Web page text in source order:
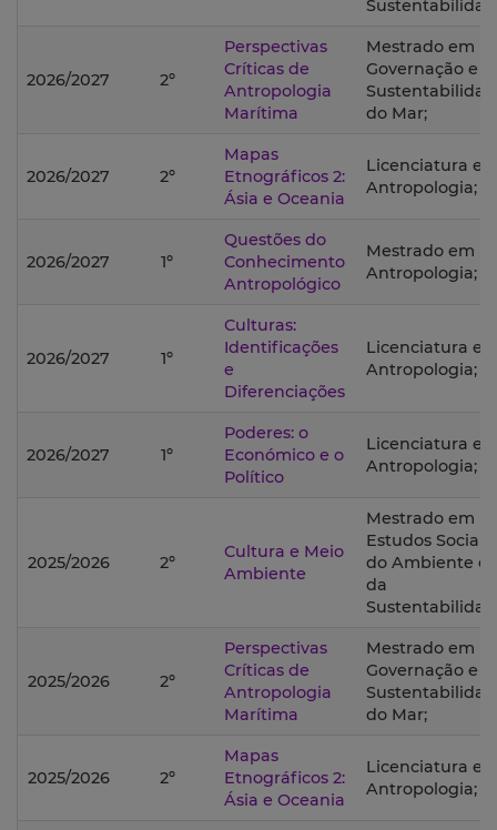
2026/2027 2º
Perspectivas
Críticas de
Antropologia
Marítima
Mestrado em
Governação e
do Mar;
2026/2027 2º
Mapas
Etnográficos 2:
Ásia e Oceania
Licenciatura
Antropologia;
2026/2027 1º
Questões do
Conhecimento
Antropológico
Mestrado em
Antropologia;
2026/2027 1º
Culturas:
Identificações
e
Diferenciações
Licenciatura
Antropologia;
2026/2027 1º
Poderes: o
Económico e o
Político
Licenciatura
Antropologia;
2025/2026 2º
Cultura e Meio
Ambiente
Mestrado em
Estudos Sociais
do Ambiente e
da
2025/2026 2º
Perspectivas
Críticas de
Antropologia
Marítima
Mestrado em
Governação e
do Mar;
2025/2026 2º
Mapas
Etnográficos 2:
Ásia e Oceania
Licenciatura
Antropologia;